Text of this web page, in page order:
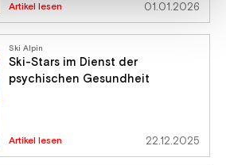
Artikel lesen 01.01.2026
Ski Alpin
Ski-Stars im Dienst der
psychischen Gesundheit
Artikel lesen 22.12.2025